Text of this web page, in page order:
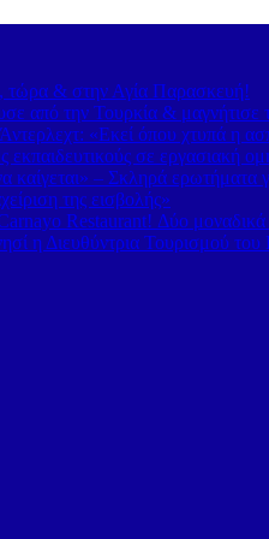
τώρα & στην Αγία Παρασκευή!
από την Τουρκία & μαγνήτισε
«Εκεί όπου χτυπά η
σε εργασιακή
– Σκληρά ερωτήματα
της εισβολής»
Restaurant! Δύο
η Διευθύντρια Τουρισμού του